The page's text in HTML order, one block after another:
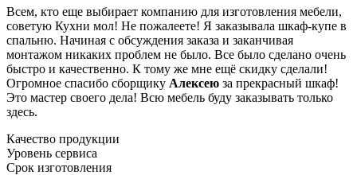
Всем, кто еще выбирает компанию для изготовления мебели,
советую Кухни мол! Не пожалеете! Я заказывала шкаф-купе в
спальню. Начиная с обсуждения заказа и заканчивая
монтажом никаких проблем не было. Все было сделано очень
быстро и качественно. К тому же мне ещё скидку сделали!
Огромное спасибо сборщику Алексею за прекрасный шкаф!
Это мастер своего дела! Всю мебель буду заказывать только
здесь.
Качество продукции
Уровень сервиса
Срок изготовления